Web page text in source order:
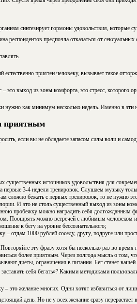
синтезирует гормоны удовольствия,
респондентов предпочла отказаться от
приятен человеку, вызывает такое
это выход из зоны комфорта, это стресс, которого
нужно как минимум несколько недель. Именно в эти
приятным
если вы не обладаете запасом силы воли и
источников удовольствия для
первые 3-4 недели тренировок. Слушаем музыку
сложно бежать с первых тренировок, то не нужно
И это не столь существенный выход из зоны
пробежку можно наградить себя долгожданным
Поощрять можно встречей с любимым человеком
к бегу на уровне бессознательного;
– отдам 1000 рублей соседу, другу, подруге или
эту фразу хотя бы несколько раз во
более приятным. Через полгода мысль о том,
диеты, ограничения в питании. Бег станет
себя бегать»? Какими методиками
это желание многих. Одни хотят избавиться от
день. Но не у всех желание сразу